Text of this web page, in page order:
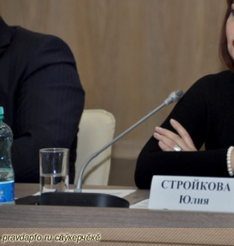
pravdapfo.ru сӑнӳкерчӗкӗ